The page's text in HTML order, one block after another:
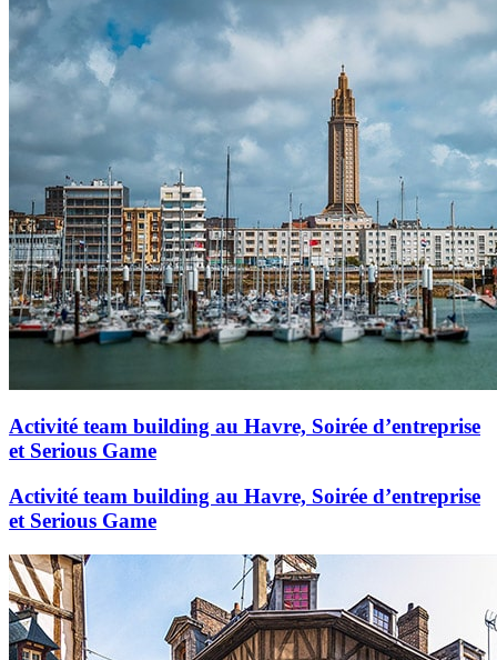
Activité team building au Havre, Soirée d’entreprise
et Serious Game
Activité team building au Havre, Soirée d’entreprise
et Serious Game